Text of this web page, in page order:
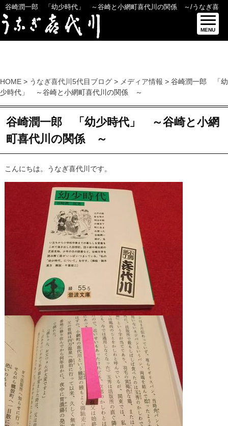
谷崎潤一郎 「幼少時代」 ～谷崎と小網町喜代川の関係 ～/うなぎ喜
代川5代目ブログ
MENU
HOME > うなぎ喜代川5代目ブログ > メディア情報 > 谷崎潤一郎 「幼
少時代」 ～谷崎と小網町喜代川の関係 ～
谷崎潤一郎 「幼少時代」 ～谷崎と小網
町喜代川の関係 ～
こんにちは。うなぎ喜代川です。